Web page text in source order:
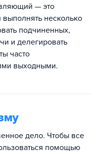
— это
выполнять несколько
подчиненных,
и делегировать
часто
выходными.
дело. Чтобы все
помощью